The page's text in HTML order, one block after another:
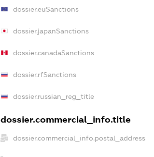
dossier.euSanctions
dossier.japanSanctions
dossier.canadaSanctions
dossier.rfSanctions
dossier.russian_reg_title
dossier.commercial_info.title
dossier.commercial_info.postal_address